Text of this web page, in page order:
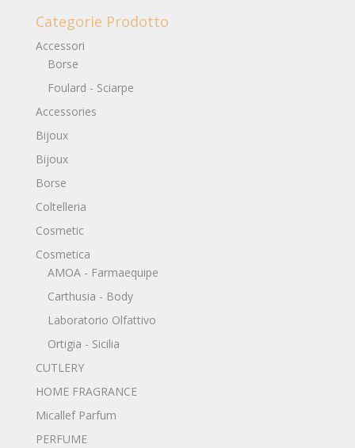
Categorie Prodotto
Accessori
Borse
Foulard - Sciarpe
Accessories
Bijoux
Bijoux
Borse
Coltelleria
Cosmetic
Cosmetica
AMOA - Farmaequipe
Carthusia - Body
Laboratorio Olfattivo
Ortigia - Sicilia
CUTLERY
HOME FRAGRANCE
Micallef Parfum
PERFUME